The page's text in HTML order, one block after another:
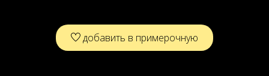
добавить в примерочную